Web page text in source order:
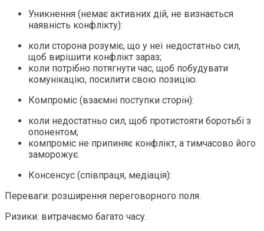
Уникнення (немає активних дій, не визнається
наявність конфлікту):
коли сторона розуміє, що у неї недостатньо сил,
щоб вирішити конфлікт зараз;
коли потрібно потягнути час, щоб побудувати
комунікацію, посилити свою позицію.
Компроміс (взаємні поступки сторін):
коли недостатньо сил, щоб протистояти боротьбі з
опонентом;
компроміс не припиняє конфлікт, а тимчасово його
заморожує.
Консенсус (співпраця, медіація):
Переваги: розширення переговорного поля.
Ризики: витрачаємо багато часу.